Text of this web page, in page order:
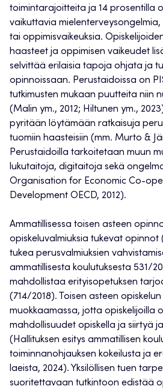
toimintarajoitteita ja 14 prosentilla
vaikuttavia
tai oppimisvaikeuksia.
haasteet ja oppimisen vaikeudet
selvittää erilaisia tapoja ohjata ja
opinnoissaan. Perustaidoissa on
tutkimusten mukaan puutteita niin
(Malin ym., 2012; Hiltunen ym.,
pyritään löytämään ratkaisuja
tuomiin haasteisiin (mm. Murto &
Perustaidoilla tarkoitetaan muun
lukutaitoja, digitaitoja sekä
Organisation for Economic Co-
Development OECD, 2012).
Ammatillisessa toisen asteen
opiskeluvalmiuksia tukevat opinnot
tukea perusvalmiuksien
ammatillisesta koulutuksesta 531/
mahdollistaa erityisopetuksen
(714/2018). Toisen asteen
muokkaamassa, jotta opiskelijoilla
mahdollisuudet opiskella ja siirtyä
(Hallituksen esitys ammatillisen
toiminnanohjauksen kokeilusta ja
laeista, 2024). Yksilöllisen tuen
suoritettavaan tutkintoon edistää